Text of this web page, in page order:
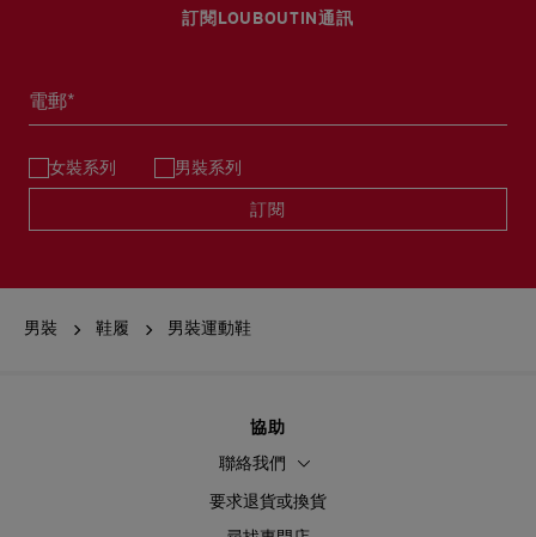
訂閱LOUBOUTIN通訊
電郵*
女裝系列 男裝系列
訂閱
男裝 鞋履 男裝運動鞋
協助
聯絡我們
要求退貨或換貨